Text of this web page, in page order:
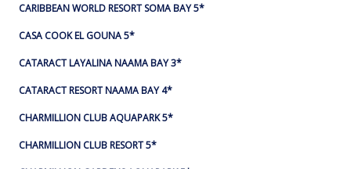
CARIBBEAN WORLD RESORT SOMA BAY 5*
CASA COOK EL GOUNA 5*
CATARACT LAYALINA NAAMA BAY 3*
CATARACT RESORT NAAMA BAY 4*
CHARMILLION CLUB AQUAPARK 5*
CHARMILLION CLUB RESORT 5*